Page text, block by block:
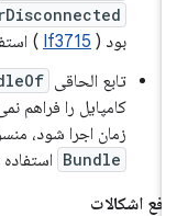
بود (If3715
)
تابع الحاقی
کامپایل را فراهم
زمان اجرا شود،
Bundle استفاده
اشکالات